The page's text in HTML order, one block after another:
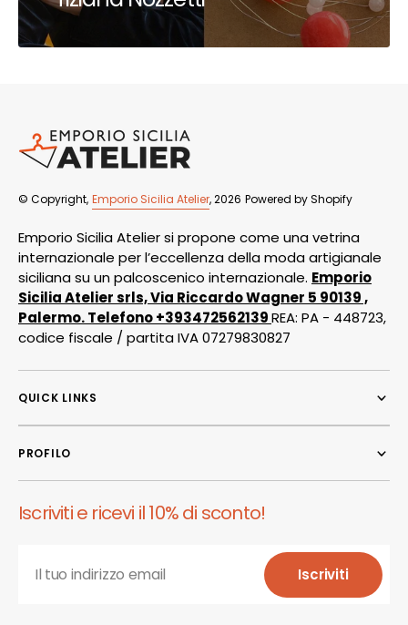
© Copyright, Emporio Sicilia Atelier, 2026 Powered by Shopify
Emporio Sicilia Atelier si propone come una vetrina
internazionale per l’eccellenza della moda artigianale
siciliana su un palcoscenico internazionale. Emporio
Sicilia Atelier srls, Via Riccardo Wagner 5 90139 ,
Palermo. Telefono +393472562139REA: PA - 448723,
codice fiscale / partita IVA 07279830827
QUICK LINKS
PROFILO
Iscriviti e ricevi il 10% di sconto!
Il tuo indirizzo email
Iscriviti